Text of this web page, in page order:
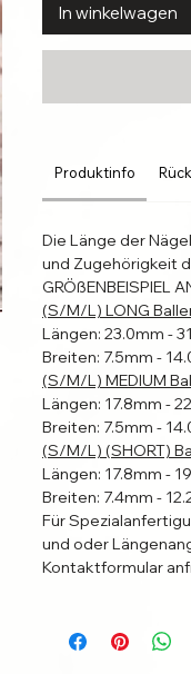
In winkelwagen
Produktinfo
Die Länge der
und Zugehörigkeit
GRÖßENBEISPIEL
(S/M/L) LONG
Längen: 23.0mm -
Breiten: 7.5mm -
(S/M/L) MEDIUM
Längen: 17.8mm -
Breiten: 7.5mm -
(S/M/L) (SHORT)
Längen: 17.8mm -
Breiten: 7.4mm -
Für
und oder
Kontaktformular